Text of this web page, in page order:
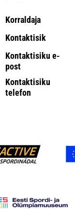
Korraldaja
Kontaktisik
Kontaktisiku e-
post
Kontaktisiku
telefon